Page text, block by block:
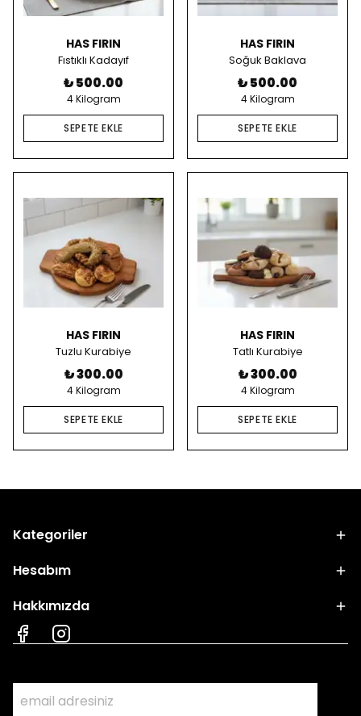
HAS FIRIN
Fıstıklı Kadayıf
₺ 500.00
4 Kilogram
SEPETE EKLE
HAS FIRIN
Soğuk Baklava
₺ 500.00
4 Kilogram
SEPETE EKLE
HAS FIRIN
Tuzlu Kurabiye
₺ 300.00
4 Kilogram
SEPETE EKLE
HAS FIRIN
Tatlı Kurabiye
₺ 300.00
4 Kilogram
SEPETE EKLE
Kategoriler
Hesabım
Hakkımızda